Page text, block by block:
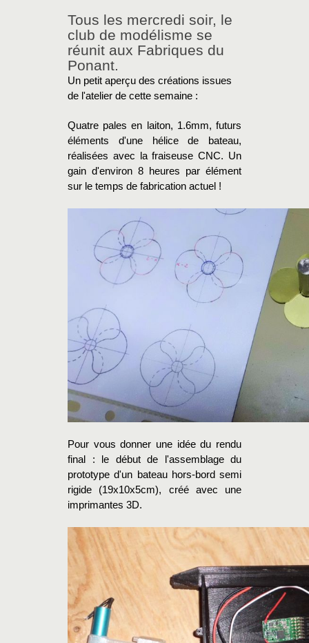
Tous les mercredi soir, le
club de modélisme se
réunit aux Fabriques du
Ponant.
Un petit aperçu des créations issues
de l'atelier de cette semaine :
Quatre pales en laiton, 1.6mm, futurs
éléments d'une hélice de bateau,
réalisées avec la fraiseuse CNC. Un
gain d'environ 8 heures par élément
sur le temps de fabrication actuel !
Pour vous donner une idée du rendu
final : le début de l'assemblage du
prototype d'un bateau hors-bord semi
rigide (19x10x5cm), créé avec une
imprimantes 3D.